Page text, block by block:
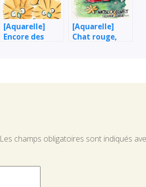
[Aquarelle]
Encore des
[Aquarelle]
Chat rouge,
Les champs obligatoires sont indiqués